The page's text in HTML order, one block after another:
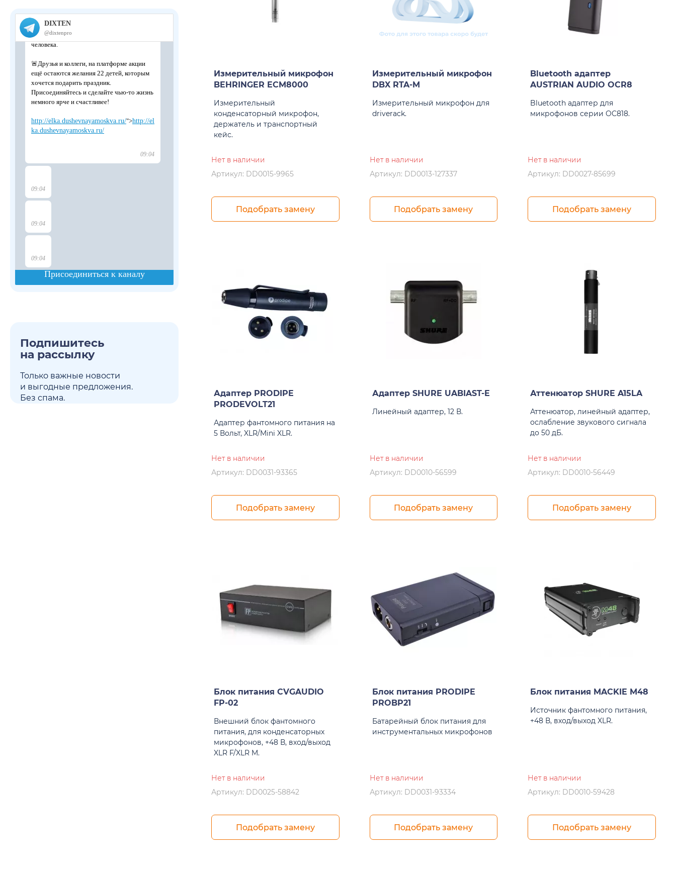
Подпишитесь
на рассылку
Только важные новости
и выгодные предложения.
Без спама.
Измерительный микрофон
BEHRINGER ECM8000
Измерительный
конденсаторный микрофон,
держатель и транспортный
кейс.
Нет в наличии
Артикул: DD0015-9965
Подобрать замену
Измерительный микрофон
DBX RTA-M
Измерительный микрофон для
driverack.
Нет в наличии
Артикул: DD0013-127337
Подобрать замену
Bluetooth адаптер
AUSTRIAN AUDIO OCR8
Bluetooth адаптер для
микрофонов серии OC818.
Нет в наличии
Артикул: DD0027-85699
Подобрать замену
Адаптер PRODIPE
PRODEVOLT21
Адаптер фантомного питания на
5 Вольт, XLR/Mini XLR.
Нет в наличии
Артикул: DD0031-93365
Подобрать замену
Адаптер SHURE UABIAST-E
Линейный адаптер, 12 В.
Нет в наличии
Артикул: DD0010-56599
Подобрать замену
Аттенюатор SHURE A15LA
Аттенюатор, линейный адаптер,
ослабление звукового сигнала
до 50 дБ.
Нет в наличии
Артикул: DD0010-56449
Подобрать замену
Блок питания CVGAUDIO
FP-02
Внешний блок фантомного
питания, для конденсаторных
микрофонов, +48 В, вход/выход
XLR F/XLR M.
Нет в наличии
Артикул: DD0025-58842
Подобрать замену
Блок питания PRODIPE
PROBP21
Батарейный блок питания для
инструментальных микрофонов
Нет в наличии
Артикул: DD0031-93334
Подобрать замену
Блок питания MACKIE M48
Источник фантомного питания,
+48 В, вход/выход XLR.
Нет в наличии
Артикул: DD0010-59428
Подобрать замену